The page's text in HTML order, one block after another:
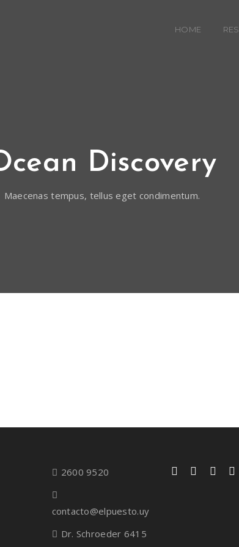
HOME
Discovery
Maecenas tempus, tellus eget condimentum.
2600 9520
contacto@elpuesto.uy
Dr. Schroeder 6415